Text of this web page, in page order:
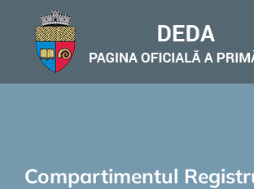
content
Compartimentul